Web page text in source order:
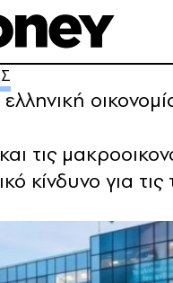
τις
κίνδυνο για